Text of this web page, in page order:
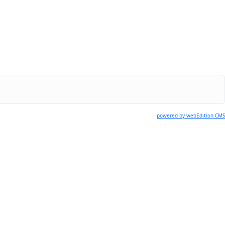
powered by webEdition CMS